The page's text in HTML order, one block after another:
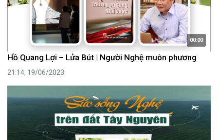
00:00
Hồ Quang Lợi – Lửa Bút | Người Nghệ muôn phương
21:14, 19/06/2023